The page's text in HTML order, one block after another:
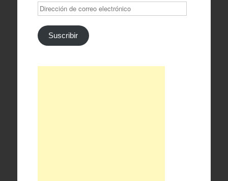
Dirección
de
correo
electrónico
Suscribir